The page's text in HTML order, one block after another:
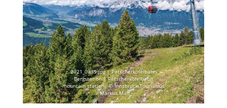
2021_0335.jpg | Patscherkofelbahn
Bergstation | Patscherkofelbahn
mountain station| © Innsbruck Tourismus
/ Markus Mair